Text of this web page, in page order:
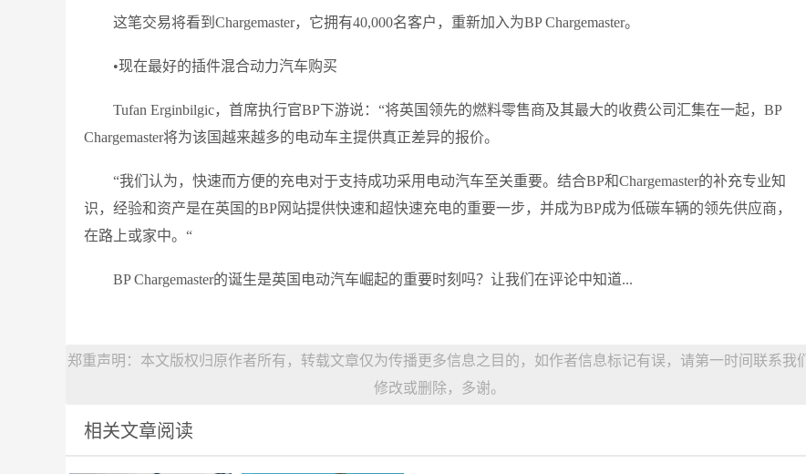
这笔交易将看到Chargemaster，它拥有40,000名客户，重新加入为BP Chargemaster。
•现在最好的插件混合动力汽车购买
Tufan Erginbilgic，首席执行官BP下游说：“将英国领先的燃料零售商及其最大的收费公司汇集在一起​​，BP
Chargemaster将为该国越来越多的电动车主提供真正差异的报价。
“我们认为，快速而方便的充电对于支持成功采用电动汽车至关重要。结合BP和Chargemaster的补充专业知
识，经验和资产是在英国的BP网站提供快速和超快速充电的重要一步，并成为BP成为低碳车辆的领先供应商，
在路上或家中。“
BP Chargemaster的诞生是英国电动汽车崛起的重要时刻吗？让我们在评论中知道...
郑重声明：本文版权归原作者所有，转载文章仅为传播更多信息之目的，如作者信息标记有误，请第一时间联系我们
修改或删除，多谢。
相关文章阅读